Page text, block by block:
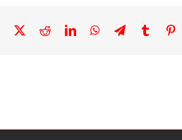
Facebook
X RedditLinkedInWhatsApp
TelegramTumblr